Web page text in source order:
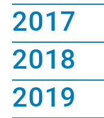
2017
2018
2019